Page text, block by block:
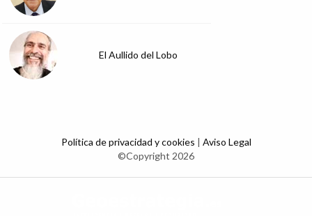
El Aullido del Lobo
Política de privacidad y cookies | Aviso Legal
©Copyright 2026